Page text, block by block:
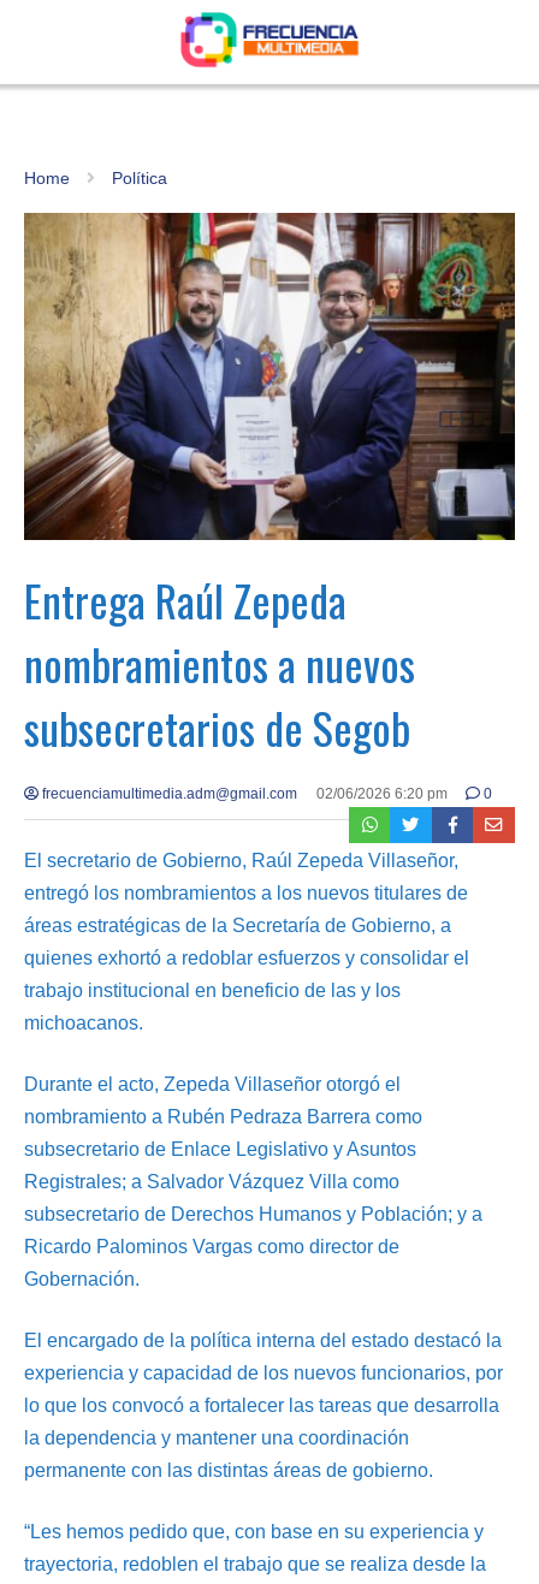
Home Política
Entrega Raúl Zepeda
nombramientos a nuevos
subsecretarios de Segob
frecuenciamultimedia.adm@gmail.com 02/06/2026 6:20 pm 0
El secretario de Gobierno, Raúl Zepeda Villaseñor,
entregó los nombramientos a los nuevos titulares de
áreas estratégicas de la Secretaría de Gobierno, a
quienes exhortó a redoblar esfuerzos y consolidar el
trabajo institucional en beneficio de las y los
michoacanos.
Durante el acto, Zepeda Villaseñor otorgó el
nombramiento a Rubén Pedraza Barrera como
subsecretario de Enlace Legislativo y Asuntos
Registrales; a Salvador Vázquez Villa como
subsecretario de Derechos Humanos y Población; y a
Ricardo Palominos Vargas como director de
Gobernación.
El encargado de la política interna del estado destacó la
experiencia y capacidad de los nuevos funcionarios, por
lo que los convocó a fortalecer las tareas que desarrolla
la dependencia y mantener una coordinación
permanente con las distintas áreas de gobierno.
“Les hemos pedido que, con base en su experiencia y
trayectoria, redoblen el trabajo que se realiza desde la